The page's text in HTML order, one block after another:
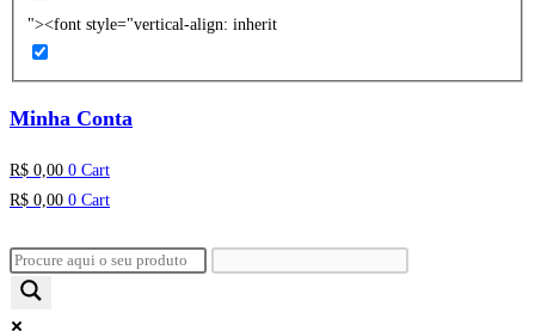
"><font style="vertical-align: inherit
Minha Conta
R$ 0,00 0 Cart
R$ 0,00 0 Cart